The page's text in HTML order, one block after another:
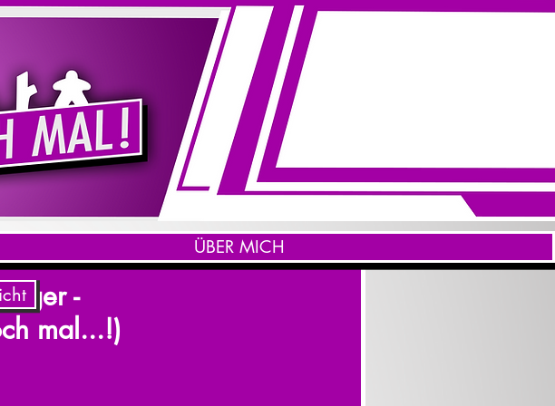
-
mal...!)
ÜBER MICH